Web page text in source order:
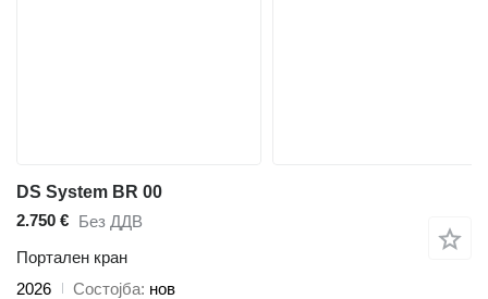
DS System BR 00
2.750 € Без ДДВ
Портален кран
2026
Состојба нов